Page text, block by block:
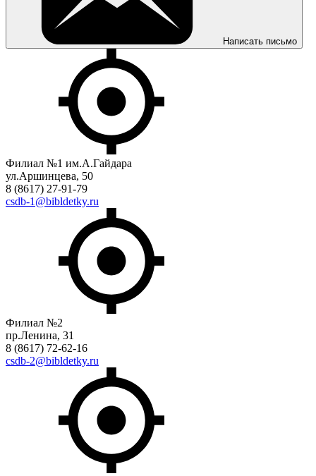
Написать письмо
Филиал №1 им.А.Гайдара
ул.Аршинцева, 50
8 (8617) 27-91-79
csdb-1@bibldetky.ru
Филиал №2
пр.Ленина, 31
8 (8617) 72-62-16
csdb-2@bibldetky.ru